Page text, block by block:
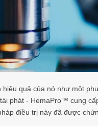
hiệu quả của nó như một
phát - HemaPro™ cung
điều trị này đã được